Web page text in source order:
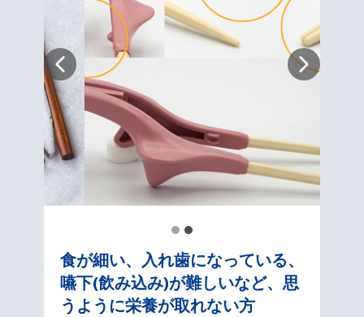
食が細い、入れ歯になっている、
嚥下(飲み込み)が難しいなど、思
うように栄養が取れない方